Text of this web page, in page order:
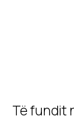
Të fundit